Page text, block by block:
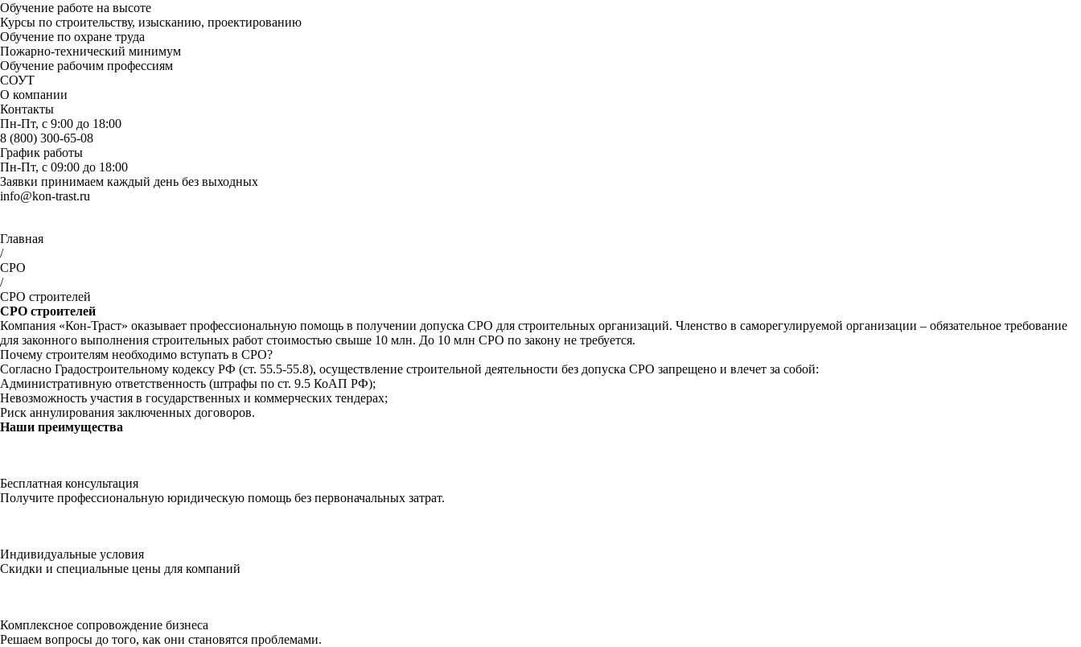
Обучение работе на высоте
Курсы по строительству, изысканию, проектированию
Обучение по охране труда
Пожарно-технический минимум
Обучение рабочим профессиям
СОУТ
О компании
Контакты
Пн-Пт, с 9:00 до 18:00
8 (800) 300-65-08
График работы
Пн-Пт, с 09:00 до 18:00
Заявки принимаем каждый день без выходных
info@kon-trast.ru
Главная
/
СРО
/
СРО строителей
СРО строителей
Компания «Кон-Траст» оказывает профессиональную помощь в получении допуска СРО для строительных организаций. Членство в саморегулируемой организации – обязательное требование
для законного выполнения строительных работ стоимостью свыше 10 млн. До 10 млн СРО по закону не требуется.
Почему строителям необходимо вступать в СРО?
Согласно Градостроительному кодексу РФ (ст. 55.5-55.8), осуществление строительной деятельности без допуска СРО запрещено и влечет за собой:
Административную ответственность (штрафы по ст. 9.5 КоАП РФ);
Невозможность участия в государственных и коммерческих тендерах;
Риск аннулирования заключенных договоров.
Наши преимущества
Бесплатная консультация
Получите профессиональную юридическую помощь без первоначальных затрат.
Индивидуальные условия
Скидки и специальные цены для компаний
Комплексное сопровождение бизнеса
Решаем вопросы до того, как они становятся проблемами.